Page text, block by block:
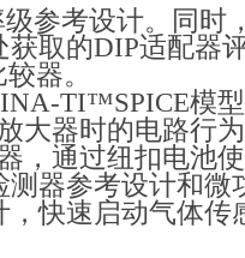
级参考设计。同时
获取的DIP适配器
较器。
TI™SPICE模
大器时的电路行
，通过纽扣电池
测器参考设计和微
，快速启动气体传